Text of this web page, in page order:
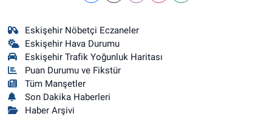
Eskişehir Nöbetçi Eczaneler
Eskişehir Hava Durumu
Eskişehir Trafik Yoğunluk Haritası
Puan Durumu ve Fikstür
Tüm Manşetler
Son Dakika Haberleri
Haber Arşivi